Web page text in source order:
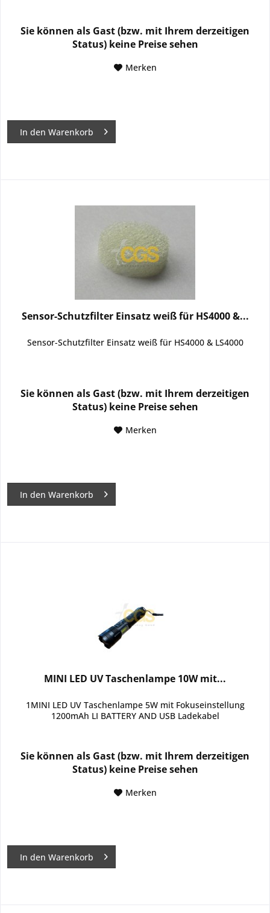
Sie können als Gast (bzw. mit Ihrem derzeitigen
Status) keine Preise sehen
Merken
In den Warenkorb
Sensor-Schutzfilter Einsatz weiß für HS4000 &...
Sensor-Schutzfilter Einsatz weiß für HS4000 & LS4000
Sie können als Gast (bzw. mit Ihrem derzeitigen
Status) keine Preise sehen
Merken
In den Warenkorb
MINI LED UV Taschenlampe 10W mit...
1MINI LED UV Taschenlampe 5W mit Fokuseinstellung
1200mAh LI BATTERY AND USB Ladekabel
Sie können als Gast (bzw. mit Ihrem derzeitigen
Status) keine Preise sehen
Merken
In den Warenkorb